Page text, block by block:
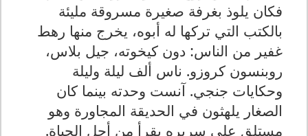
فكان يلوذ بغرفة صغيرة مسروقة مليئة
بالكتب التي تركها له أبوه، يخرج منها رهط
غفير من الناس: دون كيخوته، جيل بلاس،
روبنسون كروزو. ناس ألف ليلة وليلة
وحكايات جنجي. آنست وحدته بينما كان
الصغار يلهثون في الحديقة المجاورة وهو
مستلق علي سريره يقرأ من أجل الحياة.